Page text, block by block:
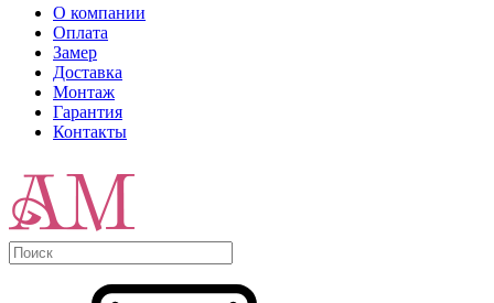
О компании
Оплата
Замер
Доставка
Монтаж
Гарантия
Контакты